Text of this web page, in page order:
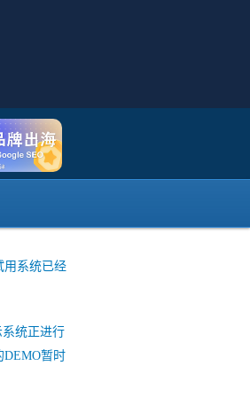
错
版本
用系统已经
系统正进行
DEMO暂时